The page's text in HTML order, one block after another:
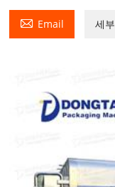
 Email 세부